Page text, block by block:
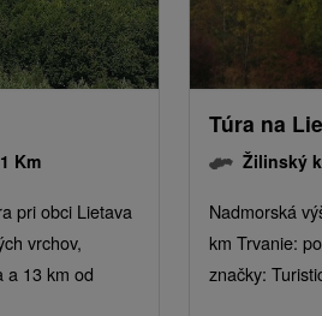
Km
pri obci Lietava
vrchov,
a 13 km od
Túra na
Žilinský
Nadmorská
km Trvanie:
značky: